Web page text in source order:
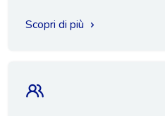
Scopri di più